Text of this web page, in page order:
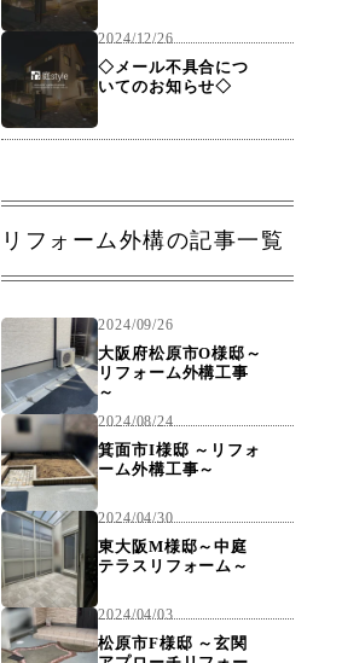
2024/12/26
◇メール不具合につ
いてのお知らせ◇
リフォーム外構の記事一覧
2024/09/26
大阪府松原市O様邸～
リフォーム外構工事
～
2024/08/24
箕面市I様邸 ～リフォ
ーム外構工事～
2024/04/30
東大阪M様邸～中庭
テラスリフォーム～
2024/04/03
松原市F様邸 ～玄関